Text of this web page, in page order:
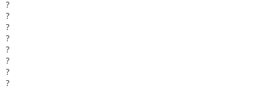
?
?
?
?
?
?
?
?